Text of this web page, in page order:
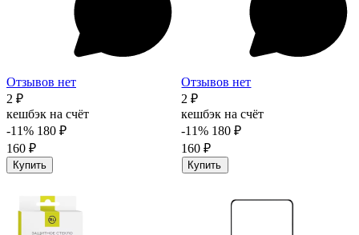
Отзывов нет
2 ₽
кешбэк на счёт
-11% 180 ₽
160 ₽
Купить
Отзывов нет
2 ₽
кешбэк на счёт
-11% 180 ₽
160 ₽
Купить